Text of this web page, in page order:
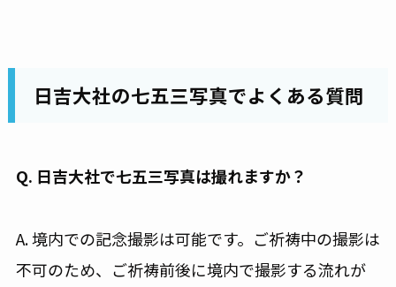
日吉大社の七五三写真でよくある質問
Q. 日吉大社で七五三写真は撮れますか？
A. 境内での記念撮影は可能です。ご祈祷中の撮影は
不可のため、ご祈祷前後に境内で撮影する流れが